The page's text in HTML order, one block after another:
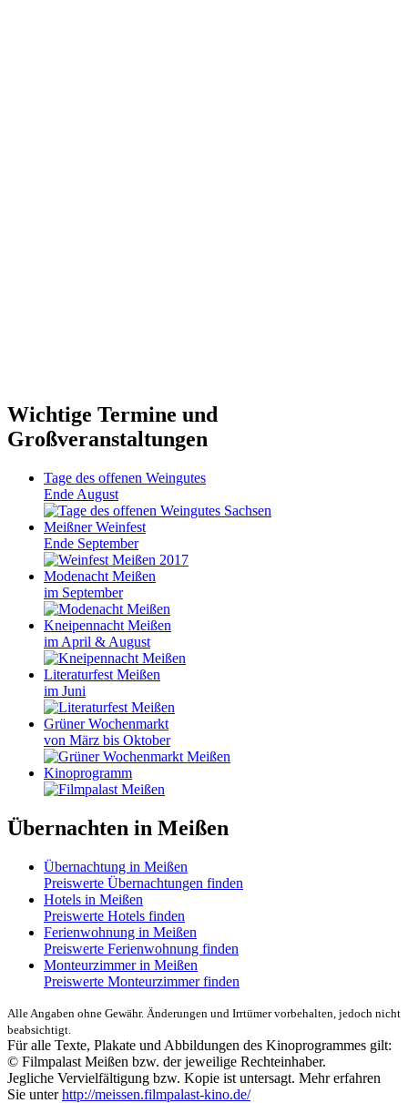
Wichtige Termine und
Großveranstaltungen
Tage des offenen Weingutes
Ende August
Meißner Weinfest
Ende September
Modenacht Meißen
im September
Kneipennacht Meißen
im April & August
Literaturfest Meißen
im Juni
Grüner Wochenmarkt
von März bis Oktober
Kinoprogramm
Übernachten in Meißen
Übernachtung in Meißen
Preiswerte Übernachtungen finden
Hotels in Meißen
Preiswerte Hotels finden
Ferienwohnung in Meißen
Preiswerte Ferienwohnung finden
Monteurzimmer in Meißen
Preiswerte Monteurzimmer finden
Alle Angaben ohne Gewähr. Änderungen und Irrtümer vorbehalten, jedoch nicht
beabsichtigt.
Für alle Texte, Plakate und Abbildungen des Kinoprogrammes gilt:
© Filmpalast Meißen bzw. der jeweilige Rechteinhaber.
Jegliche Vervielfältigung bzw. Kopie ist untersagt. Mehr erfahren
Sie unterhttp://meissen.filmpalast-kino.de/